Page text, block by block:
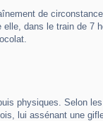
de
dans le train de 7
physiques. Selon
lui assénant une